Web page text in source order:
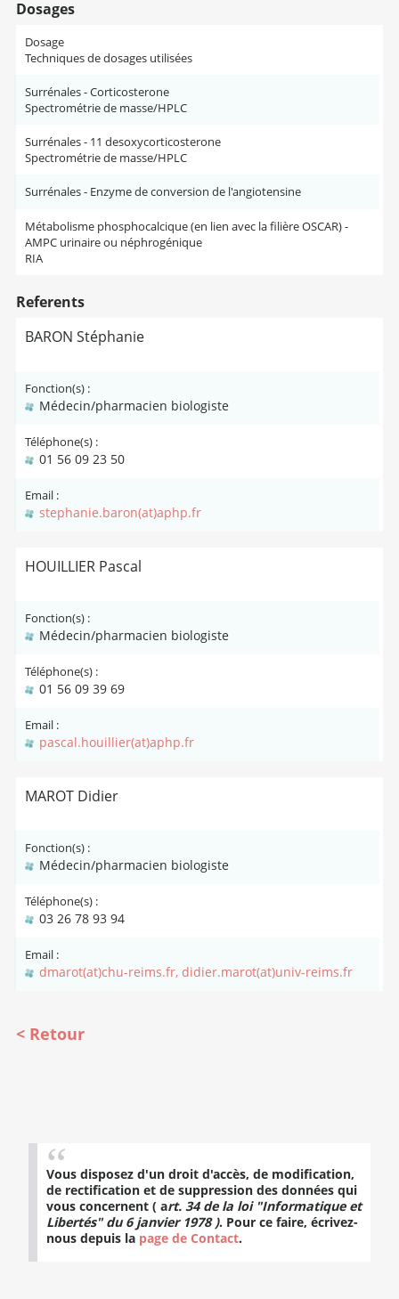
Dosages
Dosage
Techniques de dosages utilisées
Surrénales - Corticosterone
Spectrométrie de masse/HPLC
Surrénales - 11 desoxycorticosterone
Spectrométrie de masse/HPLC
Surrénales - Enzyme de conversion de l'angiotensine
Métabolisme phosphocalcique (en lien avec la filière OSCAR) -
AMPC urinaire ou néphrogénique
RIA
Referents
BARON Stéphanie
Fonction(s) :
Médecin/pharmacien biologiste
Téléphone(s) :
01 56 09 23 50
Email :
stephanie.baron(at)aphp.fr
HOUILLIER Pascal
Fonction(s) :
Médecin/pharmacien biologiste
Téléphone(s) :
01 56 09 39 69
Email :
pascal.houillier(at)aphp.fr
MAROT Didier
Fonction(s) :
Médecin/pharmacien biologiste
Téléphone(s) :
03 26 78 93 94
Email :
dmarot(at)chu-reims.fr, didier.marot(at)univ-reims.fr
Retour
Vous disposez d'un droit d'accès, de modification,
de rectification et de suppression des données qui
vous concernent ( art. 34 de la loi "Informatique et
Libertés" du 6 janvier 1978 ). Pour ce faire, écrivez-
nous depuis la page de Contact.